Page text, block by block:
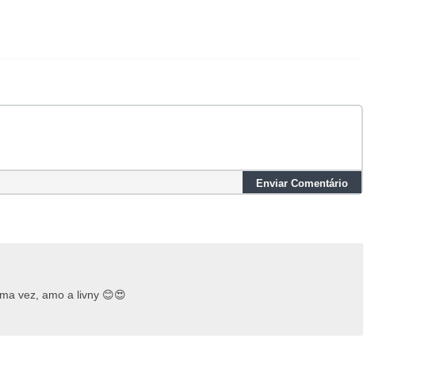
Enviar Comentário
vez, amo a livny 😊😍